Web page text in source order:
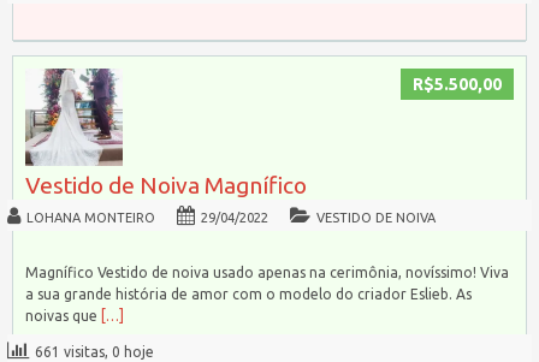
R$5.500,00
Vestido de Noiva Magnífico
LOHANA MONTEIRO 29/04/2022 VESTIDO DE NOIVA
Magnífico Vestido de noiva usado apenas na cerimônia, novíssimo! Viva
a sua grande história de amor com o modelo do criador Eslieb. As
noivas que
[…]
661 visitas, 0 hoje